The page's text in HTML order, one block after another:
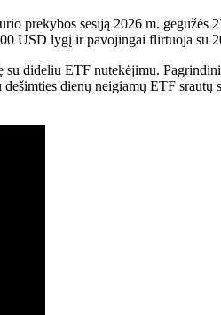
prekybos sesiją 2026 m.
USD lygį ir pavojingai flirtuoja su
dideliu ETF nutekėjimu.
dienų neigiamų ETF